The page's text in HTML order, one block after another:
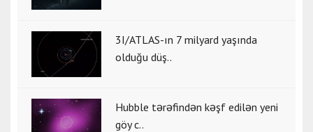
3I/ATLAS-ın 7 milyard yaşında
olduğu düş..
Hubble tərəfindən kəşf edilən yeni
göy c..